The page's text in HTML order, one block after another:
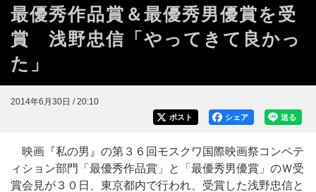
最優秀作品賞＆最優秀男優賞を受
賞 浅野忠信「やってきて良かっ
た」
2014年6月30日 / 20:10
送る
シェア
ポスト
映画『私の男』の第３６回モスクワ国際映画祭コンペテ
ィション部門「最優秀作品賞」と「最優秀男優賞」のＷ受
賞会見が３０日、東京都内で行われ、受賞した浅野忠信と